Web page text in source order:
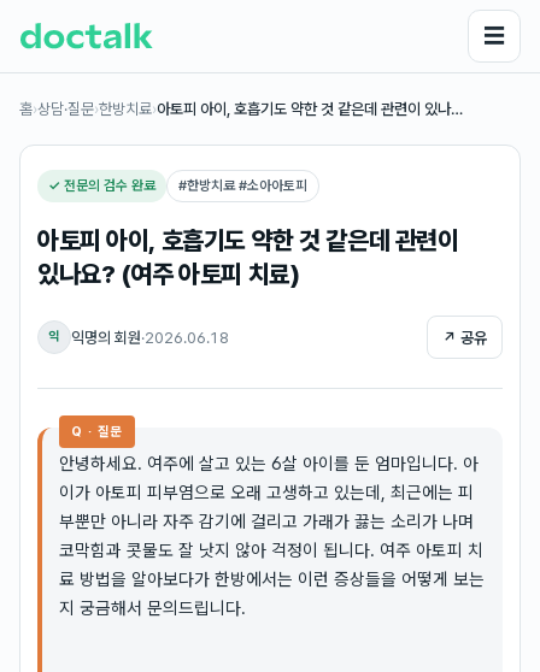
☰
홈›상담·질문›한방치료›아토피 아이, 호흡기도 약한 것 같은데 관련이 있나…
✓ 전문의 검수 완료 #한방치료 #소아아토피
아토피 아이, 호흡기도 약한 것 같은데 관련이
있나요? (여주 아토피 치료)
익 익명의 회원·2026.06.18 ↗ 공유
Q · 질문
안녕하세요. 여주에 살고 있는 6살 아이를 둔 엄마입니다. 아
이가 아토피 피부염으로 오래 고생하고 있는데, 최근에는 피
부뿐만 아니라 자주 감기에 걸리고 가래가 끓는 소리가 나며
코막힘과 콧물도 잘 낫지 않아 걱정이 됩니다. 여주 아토피 치
료 방법을 알아보다가 한방에서는 이런 증상들을 어떻게 보는
지 궁금해서 문의드립니다.